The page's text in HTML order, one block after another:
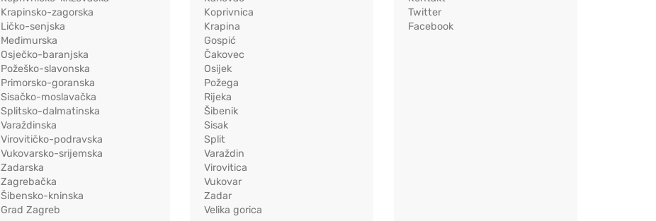
Krapinsko-zagorska
Ličko-senjska
Međimurska
Osječko-baranjska
Požeško-slavonska
Primorsko-goranska
Sisačko-moslavačka
Splitsko-dalmatinska
Varaždinska
Virovitičko-podravska
Vukovarsko-srijemska
Zadarska
Zagrebačka
Šibensko-kninska
Grad Zagreb
Koprivnica
Krapina
Gospić
Čakovec
Osijek
Požega
Rijeka
Šibenik
Sisak
Split
Varaždin
Virovitica
Vukovar
Zadar
Velika gorica
Twitter
Facebook